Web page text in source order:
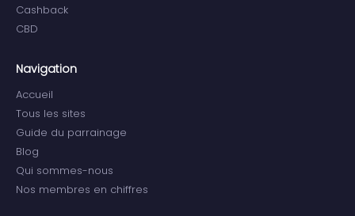
Cashback
CBD
Navigation
Accueil
Tous les sites
Guide du parrainage
Blog
Qui sommes-nous
Nos membres en chiffres